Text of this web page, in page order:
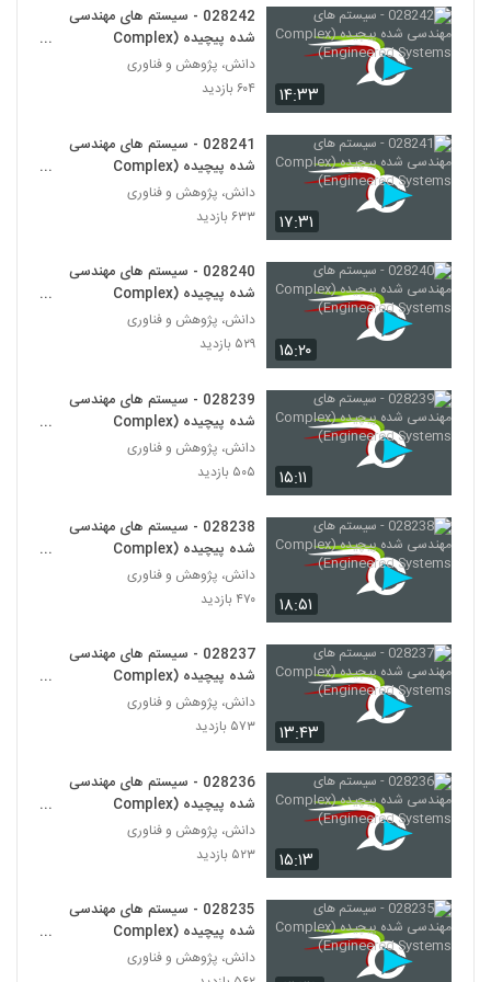
028264 - طراحی سیستم های پیچیده
254
۶۱۷ بازدید
255
028266 - سیستم های سازگار پیچیده
(Complex Adaptive Systems)
028267 - سیستم های سازگار پیچیده
۵۸۸ بازدید
257
028268 - سیستم های سازگار پیچیده
۵۱۴ بازدید
028269 - سیستم های سازگار پیچیده
(Complex Adaptive Systems)
028270 - سیستم های سازگار پیچیده
۵۶۰ بازدید
260
028271 - سیستم های سازگار پیچیده
(Complex Adaptive Systems)
028272 - سیستم های سازگار پیچیده
(Complex Adaptive Systems)
۵۸۹ بازدید
028273 - سیستم های سازگار پیچیده
۵۶۱ بازدید
028274 - سیستم های سازگار پیچیده
(Complex Adaptive Systems)
۱۴:۳۳
028242 - سیستم های مهندسی
شده پیچیده (Complex
Engineered Systems)
دانش، پژوهش و فناوری
۶۰۴ بازدید
۱۷:۳۱
028241 - سیستم های مهندسی
شده پیچیده (Complex
Engineered Systems)
دانش، پژوهش و فناوری
۶۳۳ بازدید
۱۵:۲۰
028240 - سیستم های مهندسی
شده پیچیده (Complex
Engineered Systems)
دانش، پژوهش و فناوری
۵۲۹ بازدید
۱۵:۱۱
028239 - سیستم های مهندسی
شده پیچیده (Complex
Engineered Systems)
دانش، پژوهش و فناوری
۵۰۵ بازدید
۱۸:۵۱
028238 - سیستم های مهندسی
شده پیچیده (Complex
Engineered Systems)
دانش، پژوهش و فناوری
۴۷۰ بازدید
۱۳:۴۳
028237 - سیستم های مهندسی
شده پیچیده (Complex
Engineered Systems)
دانش، پژوهش و فناوری
۵۷۳ بازدید
۱۵:۱۳
028236 - سیستم های مهندسی
شده پیچیده (Complex
Engineered Systems)
دانش، پژوهش و فناوری
۵۲۳ بازدید
028235 - سیستم های مهندسی
شده پیچیده (Complex
Engineered Systems)
دانش، پژوهش و فناوری